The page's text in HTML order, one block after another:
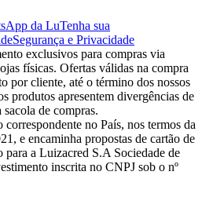
da LuTenha sua
Segurança e Privacidade
exclusivos para compras via
físicas. Ofertas válidas na compra
por cliente, até o término dos nossos
produtos apresentem divergências de
de compras.
no País, nos termos da
e encaminha propostas de cartão de
para a Luizacred S.A Sociedade de
inscrita no CNPJ sob o nº